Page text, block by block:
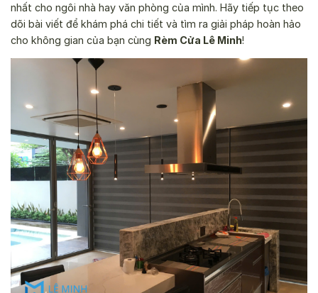
nhất cho ngôi nhà hay văn phòng của mình. Hãy tiếp tục theo
dõi bài viết để khám phá chi tiết và tìm ra giải pháp hoàn hảo
cho không gian của bạn cùng Rèm Cửa Lê Minh!